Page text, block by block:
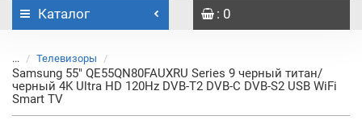
Каталог : 0
... Телевизоры
Samsung 55" QE55QN80FAUXRU Series 9 черный титан/
черный 4K Ultra HD 120Hz DVB-T2 DVB-C DVB-S2 USB WiFi
Smart TV